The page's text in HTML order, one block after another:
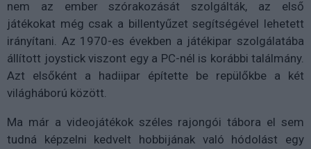
nem az ember szórakozását szolgálták, az első
játékokat még csak a billentyűzet segítségével lehetett
irányítani. Az 1970-es években a játékipar szolgálatába
állított joystick viszont egy a PC-nél is korábbi találmány.
Azt elsőként a hadiipar építette be repülőkbe a két
világháború között.
Ma már a videojátékok széles rajongói tábora el sem
tudná képzelni kedvelt hobbijának való hódolást egy